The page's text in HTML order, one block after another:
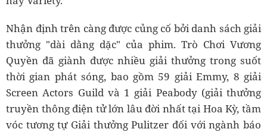
Nhận định trên càng được củng cố bởi danh sách giải
thưởng "dài dằng dặc" của phim. Trò Chơi Vương
Quyền đã giành được nhiều giải thưởng trong suốt
thời gian phát sóng, bao gồm 59 giải Emmy, 8 giải
Screen Actors Guild và 1 giải Peabody (giải thưởng
truyền thông điện tử lớn lâu đời nhất tại Hoa Kỳ, tầm
vóc tương tự Giải thưởng Pulitzer đối với ngành báo